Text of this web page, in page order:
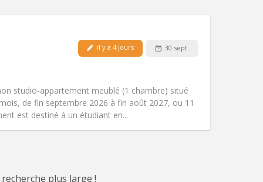
il y a 4 jours 30 sept.
studio-appartement meublé (1 chambre) situé
de fin septembre 2026 à fin août 2027, ou 11
est destiné à un étudiant en...
Autre
Atmosphère:Studieuse,
Non-fumeur
Animaux de compagnie:Non
plus large !